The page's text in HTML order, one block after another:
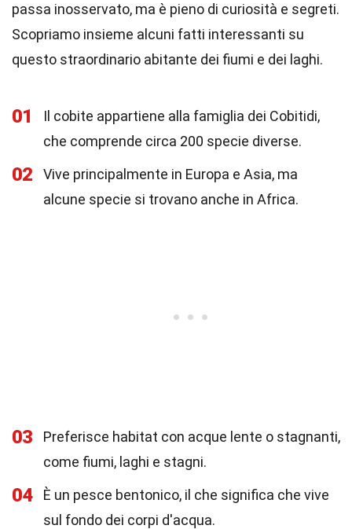
passa inosservato, ma è pieno di curiosità e segreti.
Scopriamo insieme alcuni fatti interessanti su
questo straordinario abitante dei fiumi e dei laghi.
01
Il cobite appartiene alla famiglia dei Cobitidi,
che comprende circa 200 specie diverse.
02
Vive principalmente in Europa e Asia, ma
alcune specie si trovano anche in Africa.
03
Preferisce habitat con acque lente o stagnanti,
come fiumi, laghi e stagni.
04
È un pesce bentonico, il che significa che vive
sul fondo dei corpi d'acqua.